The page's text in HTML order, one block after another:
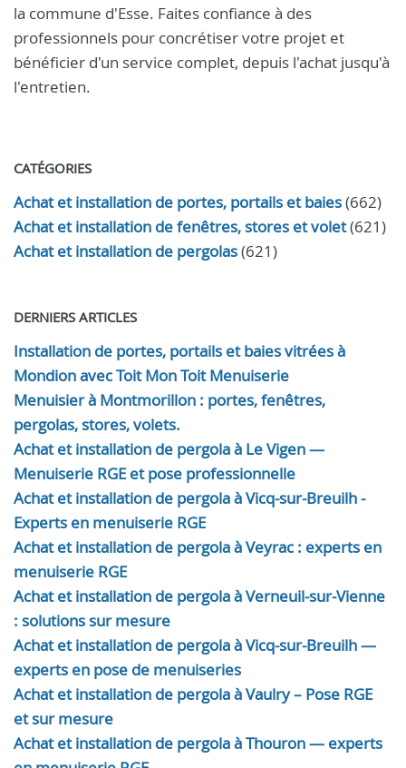
la commune d'Esse. Faites confiance à des
professionnels pour concrétiser votre projet et
bénéficier d'un service complet, depuis l'achat jusqu'à
l'entretien.
CATÉGORIES
Achat et installation de portes, portails et baies(662)
Achat et installation de fenêtres, stores et volet(621)
Achat et installation de pergolas(621)
DERNIERS ARTICLES
Installation de portes, portails et baies vitrées à
Mondion avec Toit Mon Toit Menuiserie
Menuisier à Montmorillon : portes, fenêtres,
pergolas, stores, volets.
Achat et installation de pergola à Le Vigen —
Menuiserie RGE et pose professionnelle
Achat et installation de pergola à Vicq-sur-Breuilh -
Experts en menuiserie RGE
Achat et installation de pergola à Veyrac : experts en
menuiserie RGE
Achat et installation de pergola à Verneuil-sur-Vienne
: solutions sur mesure
Achat et installation de pergola à Vicq-sur-Breuilh —
experts en pose de menuiseries
Achat et installation de pergola à Vaulry – Pose RGE
et sur mesure
Achat et installation de pergola à Thouron — experts